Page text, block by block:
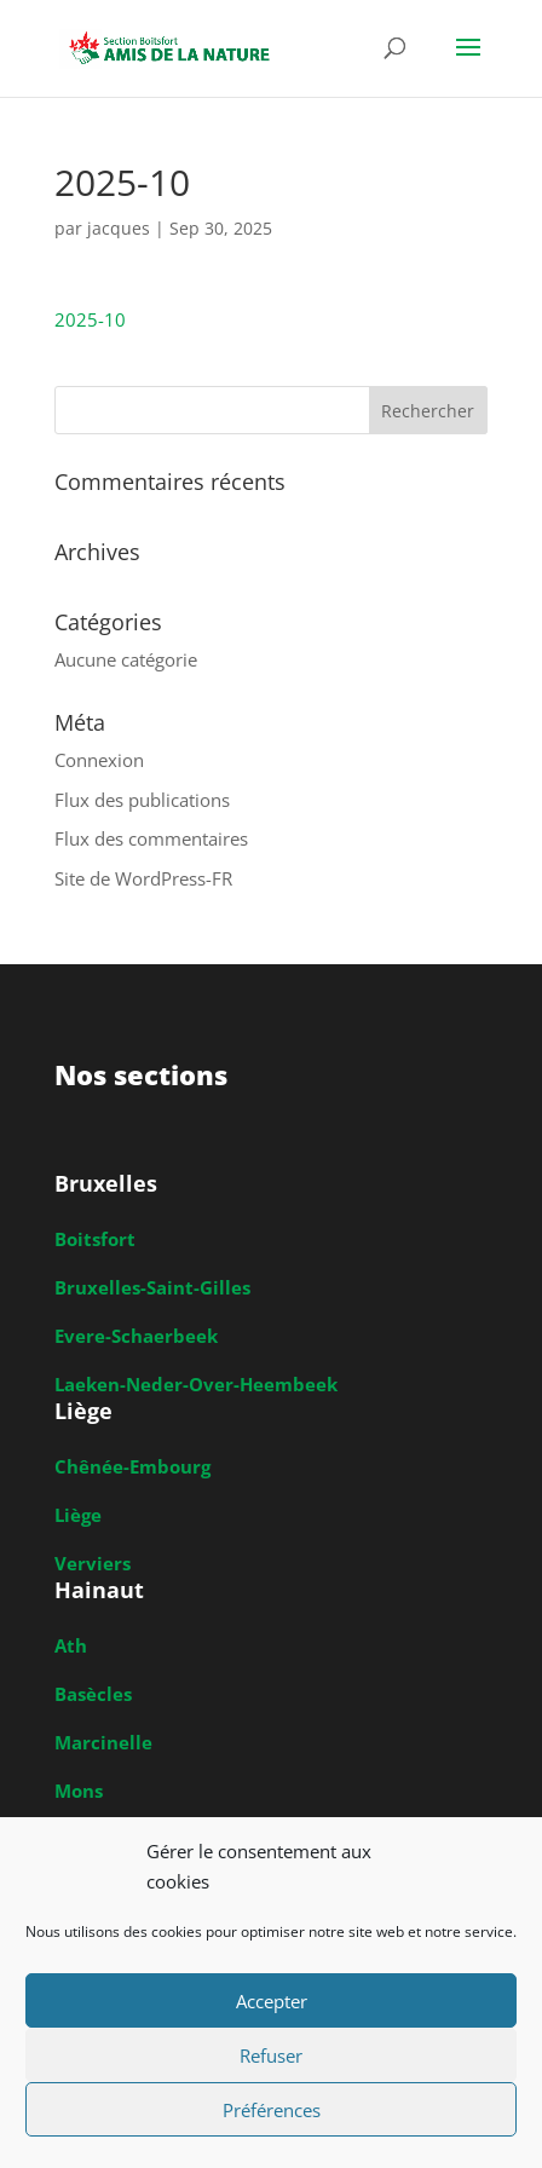
Gérer le consentement aux
cookies
Nous utilisons des cookies pour optimiser notre site web et notre service.
Accepter
Refuser
Préférences
2025-10
par jacques | Sep 30, 2025
2025-10
Commentaires récents
Archives
Catégories
Aucune catégorie
Méta
Connexion
Flux des publications
Flux des commentaires
Site de WordPress-FR
Nos sections
Bruxelles
Boitsfort
Bruxelles-Saint-Gilles
Evere-Schaerbeek
Laeken-Neder-Over-Heembeek
Liège
Chênée-Embourg
Liège
Verviers
Hainaut
Ath
Basècles
Marcinelle
Mons
Brabant Wallon
Nivelles
Union Francophone des Amis de la Nature de
Belgique a.s.b.l. – Powered by Media2001